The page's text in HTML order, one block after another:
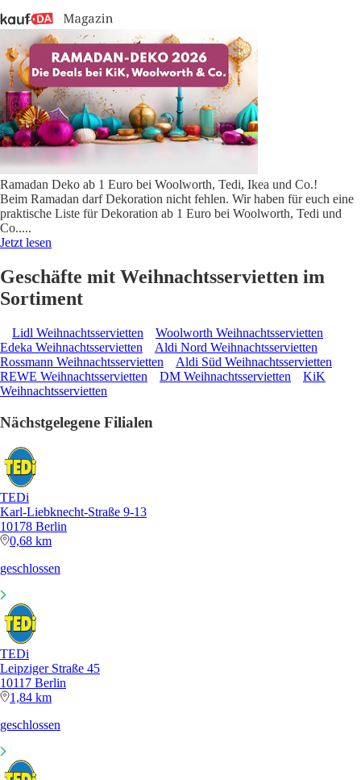
Ramadan Deko ab 1 Euro bei Woolworth, Tedi, Ikea und Co.!
Beim Ramadan darf Dekoration nicht fehlen. Wir haben für euch eine
praktische Liste für Dekoration ab 1 Euro bei Woolworth, Tedi und
Co.....
Jetzt lesen
Geschäfte mit Weihnachtsservietten im
Sortiment
Lidl Weihnachtsservietten
Woolworth Weihnachtsservietten
Edeka Weihnachtsservietten
Aldi Nord Weihnachtsservietten
Rossmann Weihnachtsservietten
Aldi Süd Weihnachtsservietten
REWE Weihnachtsservietten
DM Weihnachtsservietten
KiK
Weihnachtsservietten
Nächstgelegene Filialen
TEDi
Karl-Liebknecht-Straße 9-13
10178 Berlin
0,68 km
geschlossen
TEDi
Leipziger Straße 45
10117 Berlin
1,84 km
geschlossen